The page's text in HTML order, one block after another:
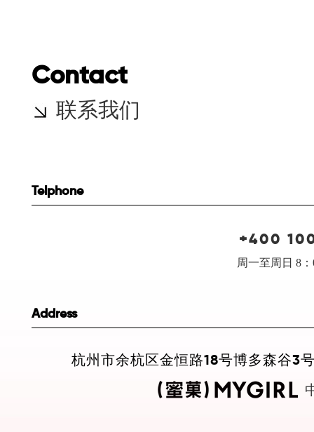
Contact
联系我们
Telphone
+400
周一至周日 8
Address
杭州市余杭区金恒路18号博多森谷3